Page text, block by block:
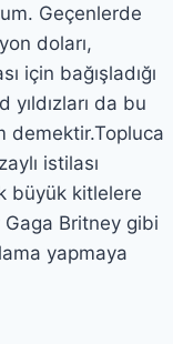
Geçenlerde
doları,
için bağışladığı
da bu
demektir.Topluca
istilası
büyük kitlelere
Britney gibi
yapmaya